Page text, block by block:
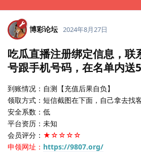
博彩论坛 2024年8月27日
吃瓜直播注册绑定信息，联
号跟手机号码，在名单内送
到账情况：自测【充值后果自负】
领取方式：短信截图在下面，自己拿去找
安全系数：低
平台资历：未知
会员评分： ★☆☆☆☆
申领网址： https://9807.org/